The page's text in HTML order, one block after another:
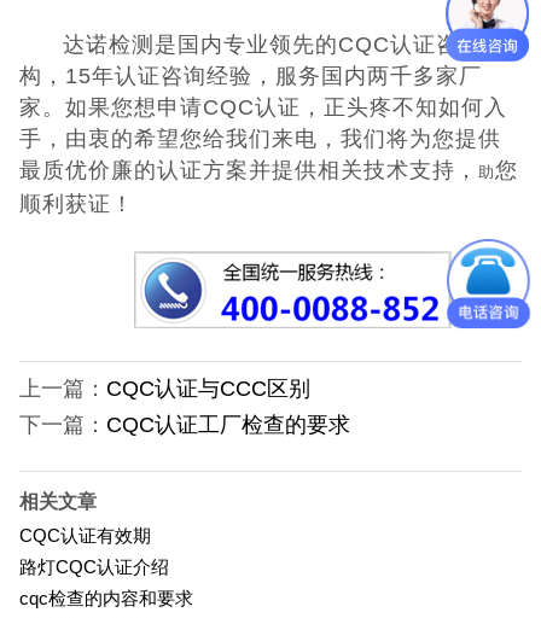
证
ISO体系认证
美国认证
CCC认证
澳洲C-TICK
认证
其它认证
收起菜单
©Danotest.Com
达诺检测是国内专业领先的CQC认证咨询机
构，15年认证咨询经验，服务国内两千多家厂
家。如果您想申请CQC认证，正头疼不知如何入
手，由衷的希望您给我们来电，我们将为您提供
最质优价廉的认证方案并提供相关技术支持， 助您
顺利获证！
上一篇： CQC认证与CCC区别
下一篇： CQC认证工厂检查的要求
相关文章
CQC认证有效期
路灯CQC认证介绍
cqc检查的内容和要求